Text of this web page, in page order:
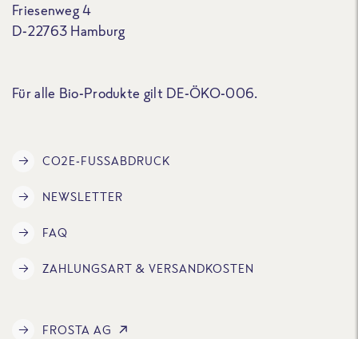
Friesenweg 4
D-22763 Hamburg
Für alle Bio-Produkte gilt DE-ÖKO-006.
CO2E-FUSSABDRUCK
NEWSLETTER
FAQ
ZAHLUNGSART & VERSANDKOSTEN
FROSTA AG